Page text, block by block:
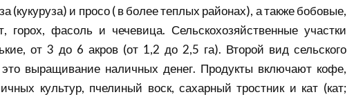
(кукуруза) и просо ( в более теплых районах), а также бобовые,
горох, фасоль и чечевица. Сельскохозяйственные участки
от 3 до 6 акров (от 1,2 до 2,5 га). Второй вид сельского
выращивание наличных денег. Продукты включают кофе,
культур, пчелиный воск, сахарный тростник и кат (кат;